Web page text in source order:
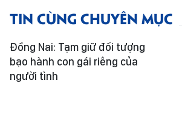
TIN CÙNG CHUYÊN MỤC
Đồng Nai: Tạm giữ đối tượng
bạo hành con gái riêng của
người tình